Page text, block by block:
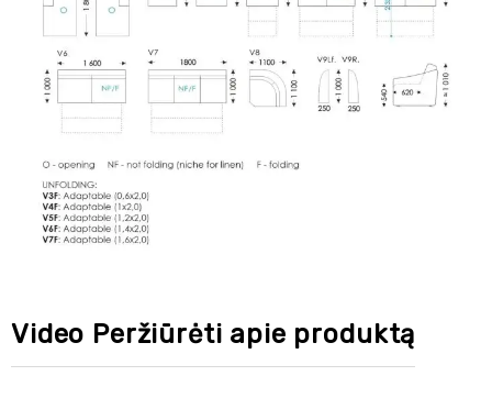
Video Peržiūrėti apie produktą